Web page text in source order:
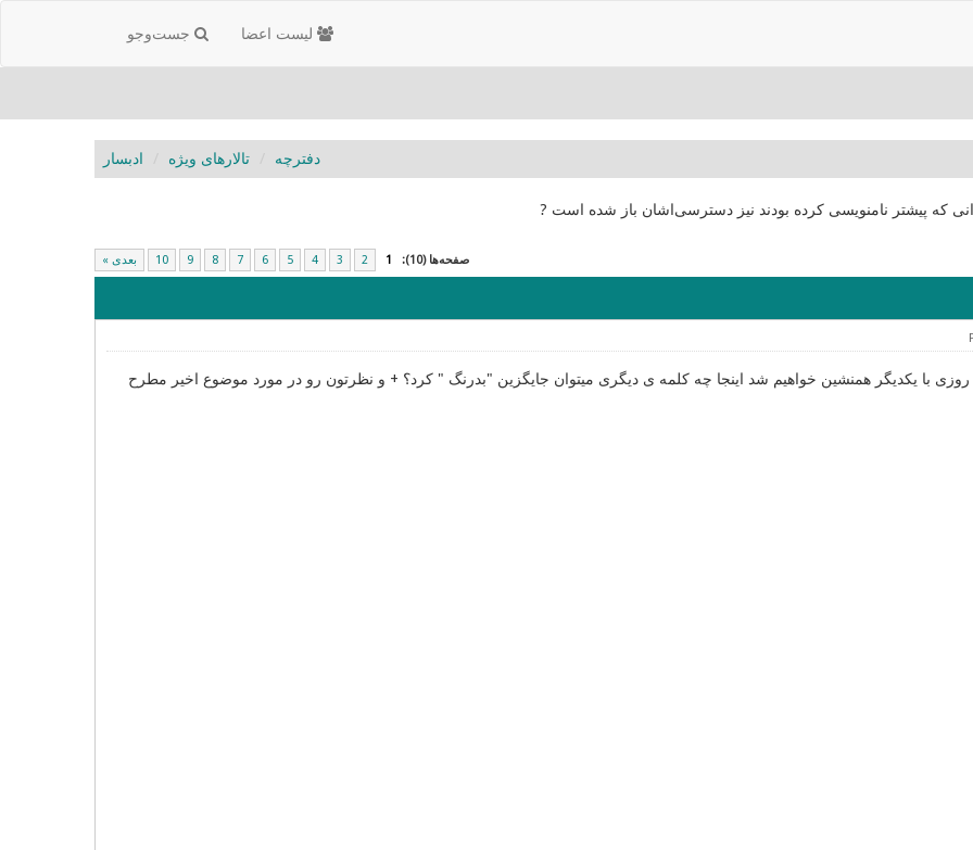
جست‌و‌جو لیست اعضا
دفترچه تالارهای ویژه ادبسار
که پیشتر نامنویسی کرده بودند نیز دسترسی‌اشان باز شده است ?
صفحه‌ها (10): 1
2
3
4
5
6
7
8
9
10 بعدی »
روزی با یکدیگر همنشین خواهیم شد اینجا چه کلمه ی دیگری میتوان جایگزین "بدرنگ " کرد؟ + و نظرتون رو در مورد موضوع اخیر مطرح